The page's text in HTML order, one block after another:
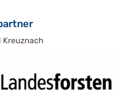
Kreuznach